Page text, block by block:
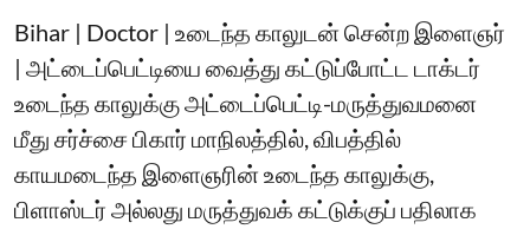
Bihar | Doctor | உடைந்த காலுடன் சென்ற இளைஞர்
| அட்டைப்பெட்டியை வைத்து கட்டுப்போட்ட டாக்டர்
உடைந்த காலுக்கு அட்டைப்பெட்டி-மருத்துவமனை
மீது சர்ச்சை பிகார் மாநிலத்தில், விபத்தில்
காயமடைந்த இளைஞரின் உடைந்த காலுக்கு,
பிளாஸ்டர் அல்லது மருத்துவக் கட்டுக்குப் பதிலாக